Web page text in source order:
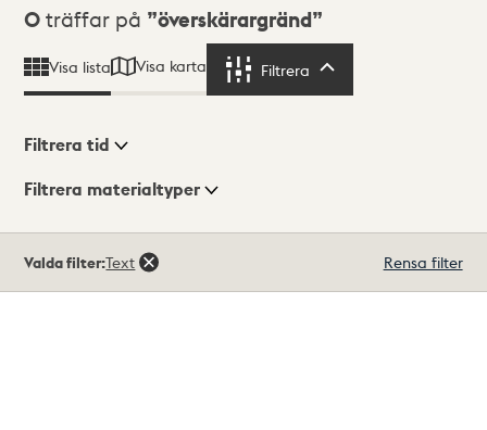
Sökresultat
0 träffar på överskärargränd
Visa lista Visa karta Filtrera
Visningsläge
Filtrera tid
Filtrera materialtyper
träffar
Valda filter:Text Rensa filter